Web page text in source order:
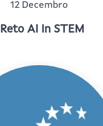
12 Decembro
Reto AI In STEM